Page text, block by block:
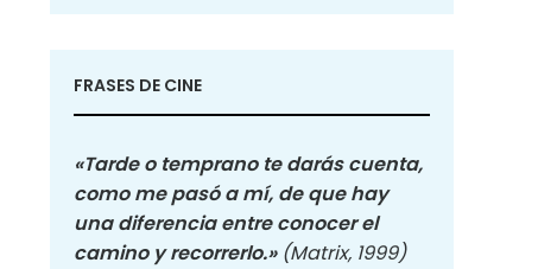
FRASES DE CINE
«Tarde o temprano te darás cuenta,
como me pasó a mí, de que hay
una diferencia entre conocer el
camino y recorrerlo.» (Matrix, 1999)